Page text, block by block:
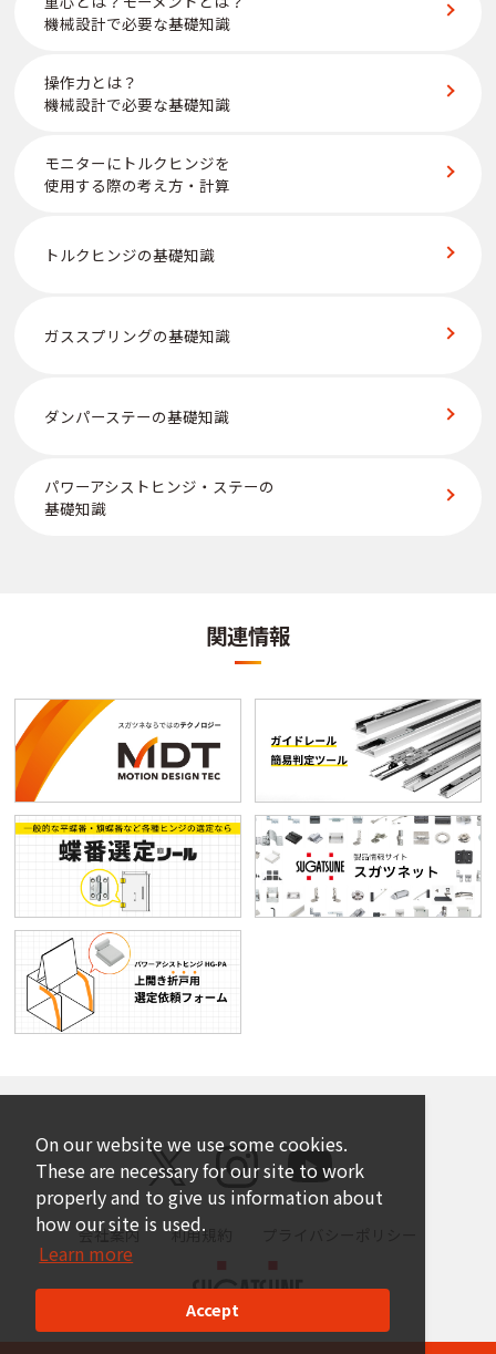
機械設計で必要な基礎知識
操作⼒とは？
機械設計で必要な基礎知識
モニターにトルクヒンジを
使用する際の考え方・計算
トルクヒンジの基礎知識
ガススプリングの基礎知識
ダンパーステーの基礎知識
パワーアシストヒンジ・ステーの
基礎知識
関連情報
会社案内 利用規約
On our website we use some cookies.
These are necessary for our site to work
properly and to give us information about
how our site is used.
Learn more
Accept